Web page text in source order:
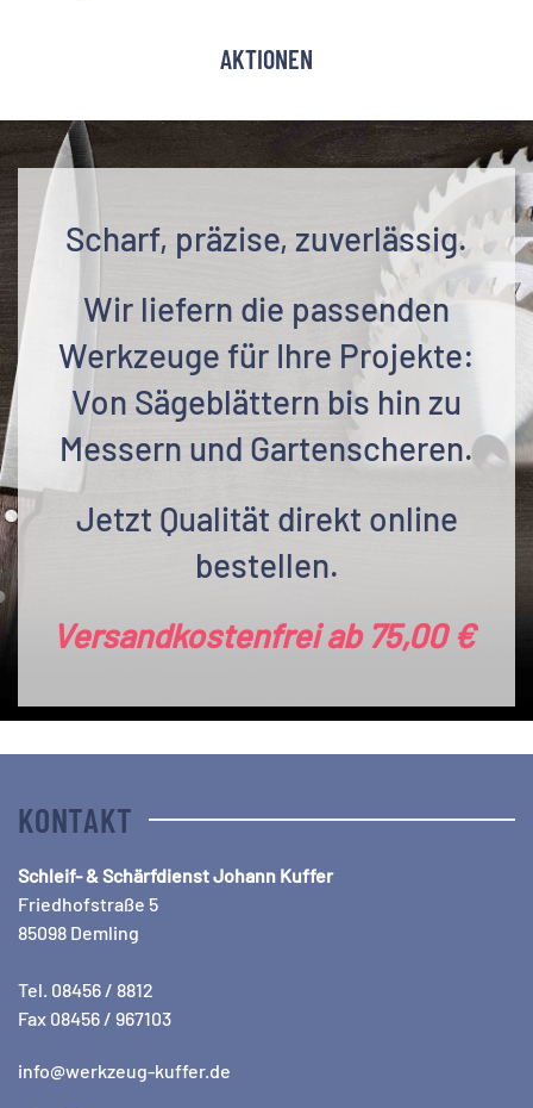
AKTIONEN
Scharf, präzise, zuverlässig.
Wir liefern die passenden
Werkzeuge für Ihre Projekte:
Von Sägeblättern bis hin zu
Messern und Gartenscheren.
Jetzt Qualität direkt online
bestellen.
Versandkostenfrei ab 75,00 €
KONTAKT
Schleif- & Schärfdienst Johann Kuffer
Friedhofstraße 5
85098 Demling
Tel. 08456 / 8812
Fax 08456 / 967103
info@werkzeug-kuffer.de